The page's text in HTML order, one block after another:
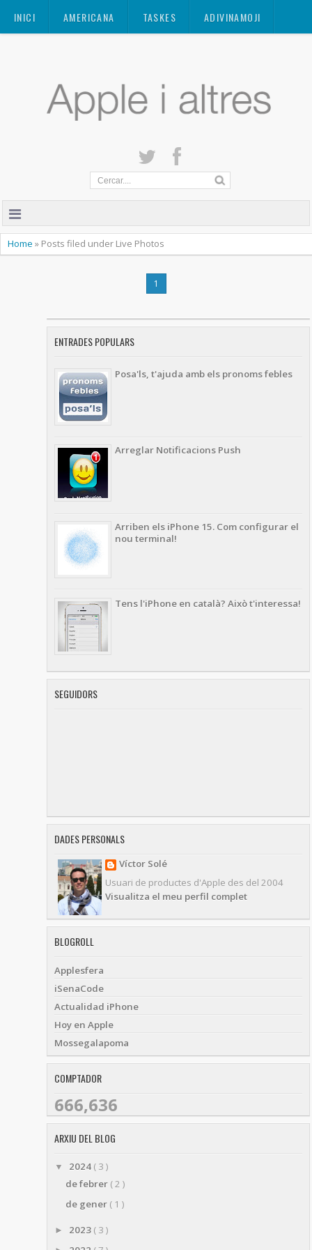
INICI AMERICANA TASKES ADIVINAMOJI
Home » Posts filed under Live Photos
1
ENTRADES POPULARS
Posa'ls, t'ajuda amb els pronoms febles
Arreglar Notificacions Push
Arriben els iPhone 15. Com configurar el
nou terminal!
Tens l'iPhone en català? Això t'interessa!
SEGUIDORS
DADES PERSONALS
Víctor Solé
Usuari de productes d'Apple des del 2004
Visualitza el meu perfil complet
BLOGROLL
Applesfera
iSenaCode
Actualidad iPhone
Hoy en Apple
Mossegalapoma
COMPTADOR
666,636
ARXIU DEL BLOG
▼ 2024 ( 3 )
de febrer ( 2 )
de gener ( 1 )
► 2023 ( 3 )